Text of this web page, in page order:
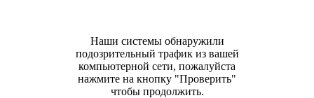
Наши системы обнаружили
подозрительный трафик из вашей
компьютерной сети, пожалуйста
нажмите на кнопку "Проверить"
чтобы продолжить.